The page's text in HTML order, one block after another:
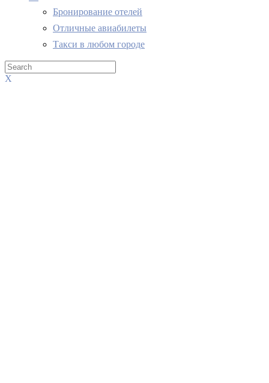
Бронирование отелей
Отличные авиабилеты
Такси в любом городе
X